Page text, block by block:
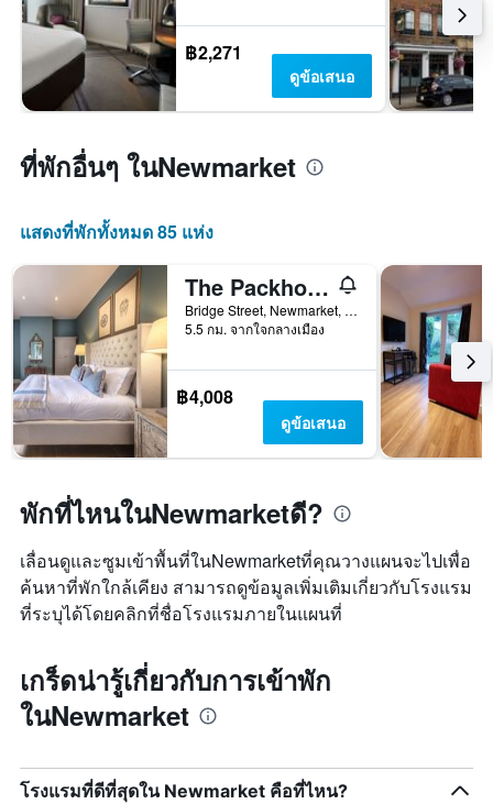
฿2,271
ดูข้อเสนอ
ที่พักอื่นๆ ในNewmarket
แสดงที่พักทั้งหมด 85 แห่ง
The Packhorse Inn
Bridge Street, Newmarket, สหราชอาณาจักร
5.5 กม. จากใจกลางเมือง
฿4,008
ดูข้อเสนอ
พักที่ไหนในNewmarketดี?
เลื่อนดูและซูมเข้าพื้นที่ในNewmarketที่คุณวางแผนจะไปเพื่อ
ค้นหาที่พักใกล้เคียง สามารถดูข้อมูลเพิ่มเติมเกี่ยวกับโรงแรม
ที่ระบุได้โดยคลิกที่ชื่อโรงแรมภายในแผนที่
เกร็ดน่ารู้เกี่ยวกับการเข้าพัก
ในNewmarket
โรงแรมที่ดีที่สุดใน Newmarket คือที่ไหน?